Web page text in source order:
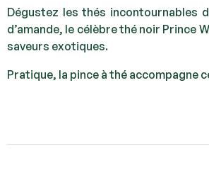
Dégustez les thés incontournables
d’amande, le célèbre thé noir Prince
saveurs exotiques.
Pratique, la pince à thé accompagne